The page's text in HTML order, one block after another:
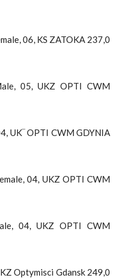
06, KS ZATOKA 237,0
05, UKZ OPTI CWM
UK‾ OPTI CWM GDYNIA
04, UKZ OPTI CWM
04, UKZ OPTI CWM
Optymisci Gdansk 249,0